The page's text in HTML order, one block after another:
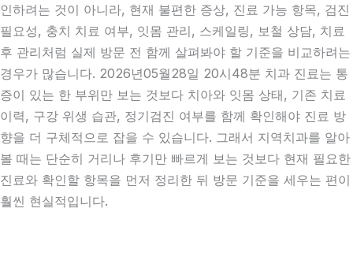
인하려는 것이 아니라, 현재 불편한 증상, 진료 가능 항목, 검진
필요성, 충치 치료 여부, 잇몸 관리, 스케일링, 보철 상담, 치료
후 관리처럼 실제 방문 전 함께 살펴봐야 할 기준을 비교하려는
경우가 많습니다. 2026년05월28일 20시48분 치과 진료는 통
증이 있는 한 부위만 보는 것보다 치아와 잇몸 상태, 기존 치료
이력, 구강 위생 습관, 정기검진 여부를 함께 확인해야 진료 방
향을 더 구체적으로 잡을 수 있습니다. 그래서 지역치과를 알아
볼 때는 단순히 거리나 후기만 빠르게 보는 것보다 현재 필요한
진료와 확인할 항목을 먼저 정리한 뒤 방문 기준을 세우는 편이
훨씬 현실적입니다.